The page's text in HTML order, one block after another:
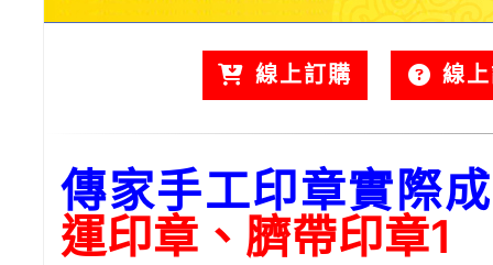
線上訂購 線
傳家手工印章實際
運印章、臍帶印章1